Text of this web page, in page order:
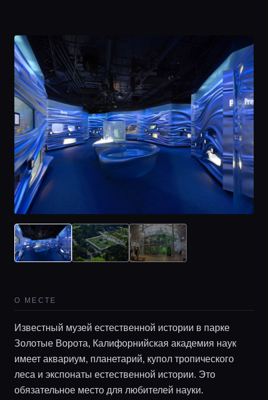
О МЕСТЕ
Известный музей естественной истории в парке
Золотые Ворота, Калифорнийская академия наук
имеет аквариум, планетарий, купол тропического
леса и экспонаты естественной истории. Это
обязательное место для любителей науки.